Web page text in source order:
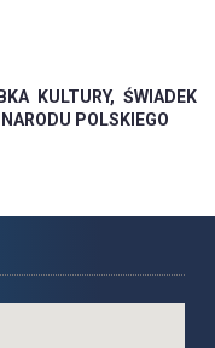
KULTURY, ŚWIADEK
POLSKIEGO